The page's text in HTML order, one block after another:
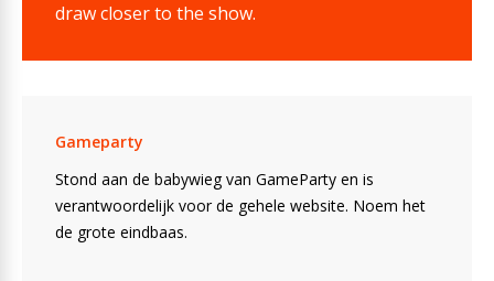
draw closer to the show.
Gameparty
Stond aan de babywieg van GameParty en is
verantwoordelijk voor de gehele website. Noem het
de grote eindbaas.